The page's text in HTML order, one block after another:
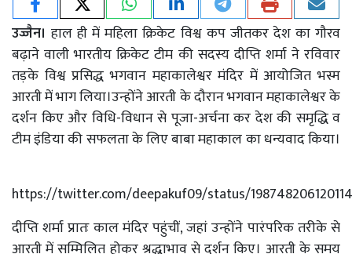
उज्जैन। हाल ही में महिला क्रिकेट विश्व कप जीतकर देश का गौरव
बढ़ाने वाली भारतीय क्रिकेट टीम की सदस्य दीप्ति शर्मा ने रविवार
तड़के विश्व प्रसिद्ध भगवान महाकालेश्वर मंदिर में आयोजित भस्म
आरती में भाग लिया।उन्होंने आरती के दौरान भगवान महाकालेश्वर के
दर्शन किए और विधि-विधान से पूजा-अर्चना कर देश की समृद्धि व
टीम इंडिया की सफलता के लिए बाबा महाकाल का धन्यवाद किया।
https://twitter.com/deepakuf09/status/
दीप्ति शर्मा प्रातः काल मंदिर पहुंचीं, जहां उन्होंने पारंपरिक तरीके से
आरती में सम्मिलित होकर श्रद्धाभाव से दर्शन किए। आरती के समय